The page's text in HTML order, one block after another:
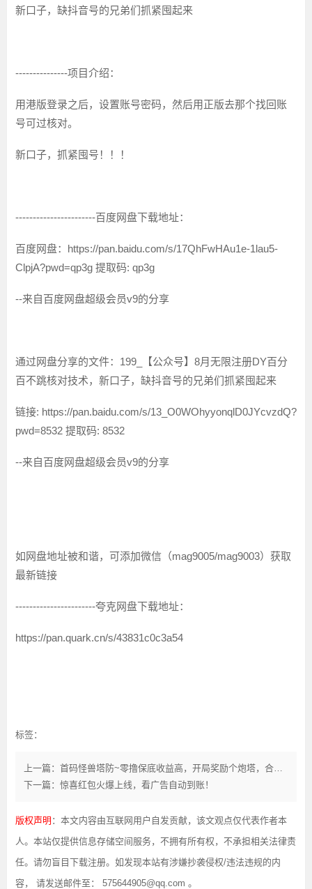
新口子，缺抖音号的兄弟们抓紧囤起来
---------------项目介绍：
用港版登录之后，设置账号密码，然后用正版去那个找回账
号可过核对。
新口子，抓紧囤号！！！
-----------------------百度网盘下载地址：
百度网盘：https://pan.baidu.com/s/17QhFwHAu1e-1lau5-
ClpjA?pwd=qp3g 提取码: qp3g
--来自百度网盘超级会员v9的分享
通过网盘分享的文件：199_【公众号】8月无限注册DY百分
百不跳核对技术，新口子，缺抖音号的兄弟们抓紧囤起来
链接: https://pan.baidu.com/s/13_O0WOhyyonqlD0JYcvzdQ?
pwd=8532 提取码: 8532
--来自百度网盘超级会员v9的分享
如网盘地址被和谐，可添加微信（mag9005/mag9003）获取
最新链接
-----------------------夸克网盘下载地址：
https://pan.quark.cn/s/43831c0c3a54
标签：
上一篇：首码怪兽塔防~零撸保底收益高，开局奖励个炮塔，合成游戏，自动打怪赚米！
下一篇：惊喜红包火爆上线，看广告自动到账！
版权声明 ：本文内容由互联网用户自发贡献，该文观点仅代表作者本
人。本站仅提供信息存储空间服务，不拥有所有权，不承担相关法律责
任。请勿盲目下载注册。如发现本站有涉嫌抄袭侵权/违法违规的内
容， 请发送邮件至： 575644905@qq.com 。